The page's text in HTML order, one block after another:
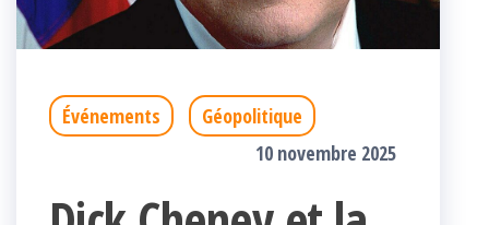
Événements
Géopolitique
10 novembre 2025